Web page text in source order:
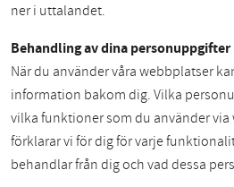
ner i uttalandet.
Behandling av dina personuppgifter
När du använder våra webbplatser
information bakom dig. Vilka
vilka funktioner som du använder
förklarar vi för dig för varje
behandlar från dig och vad dessa